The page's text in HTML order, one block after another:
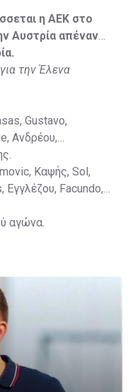
Jovicic, Szeles,
η ΑΕΚ στο
Αυστρία απέναντι
την Έλενα
Gustavo,
Aνδρέου,
Καψής, Sol,
Εγγλέζου, Facundo,
αγώνα.